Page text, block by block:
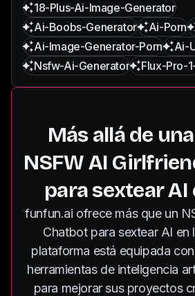
18-Plus-Ai-Image-Generator
Ai-Boobs-Generator
Ai-Porn
Ai-Image-Generator-Porn
Ai-
Nsfw-Ai-Generator
Flux-Pro-
Más allá de
NSFW AI
para sextear AI
funfun.ai ofrece más que un
Chatbot para sextear AI en
plataforma está equipada
herramientas de inteligencia
para mejorar sus proyectos